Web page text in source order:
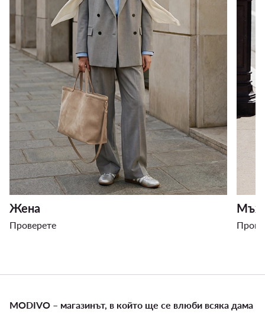
Жена
Проверете
Мъж
MODIVO – магазинът, в който ще се влюби всяка дама